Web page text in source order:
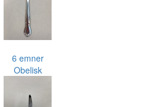
6 emner
Obelisk